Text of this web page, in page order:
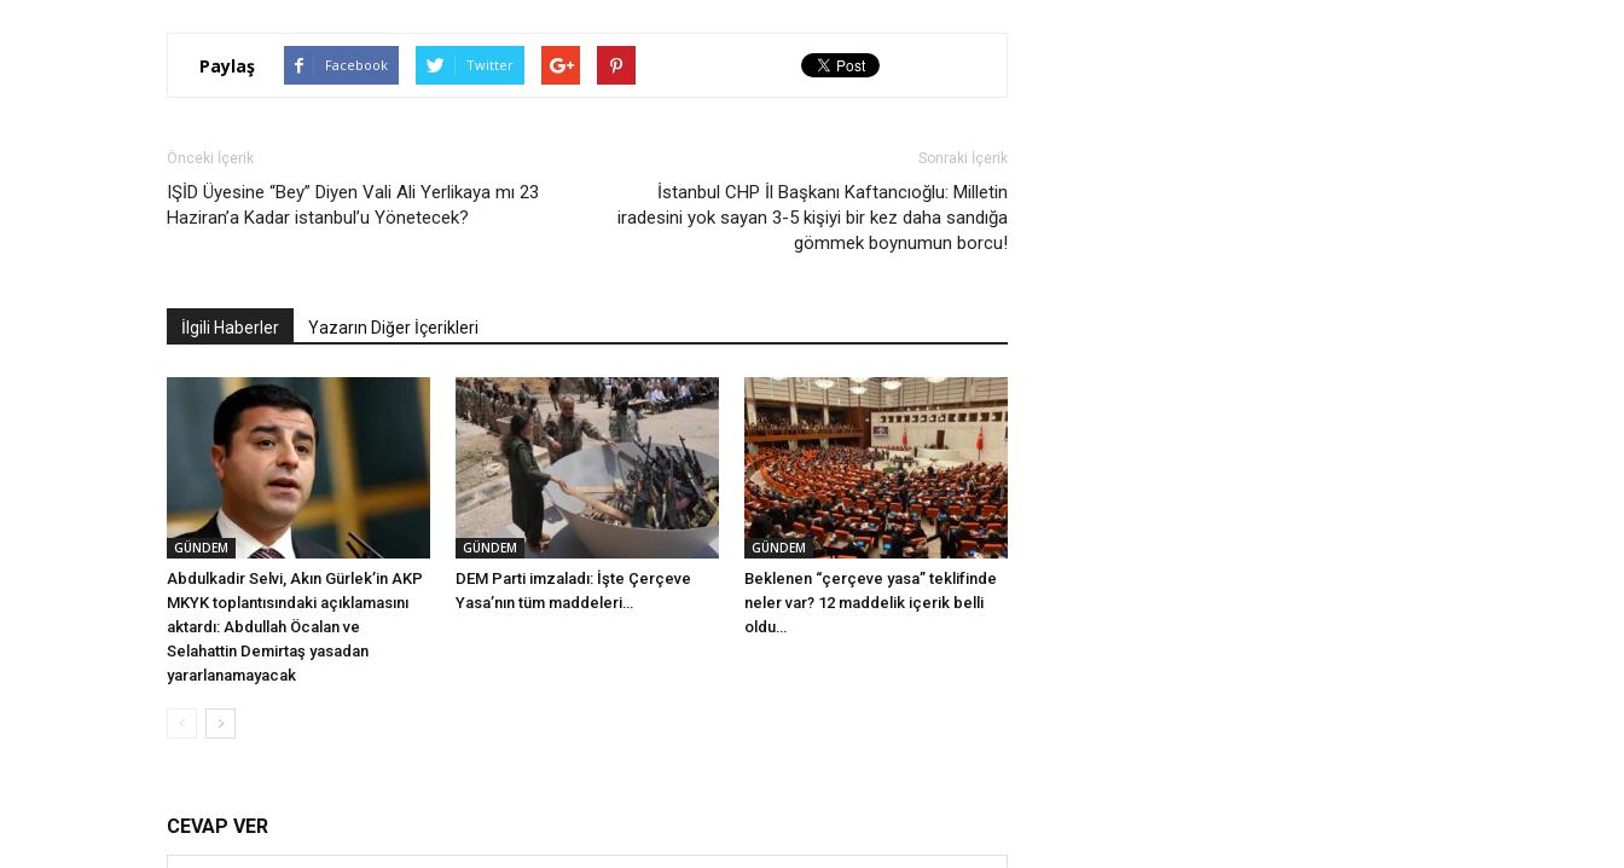
Paylaş Facebook Twitter
Önceki İçerik
IŞİD Üyesine “Bey” Diyen Vali Ali Yerlikaya mı 23
Haziran’a Kadar istanbul’u Yönetecek?
Sonraki İçerik
İstanbul CHP İl Başkanı Kaftancıoğlu: Milletin
iradesini yok sayan 3-5 kişiyi bir kez daha sandığa
gömmek boynumun borcu!
İlgili Haberler Yazarın Diğer İçerikleri
GÜNDEM
Abdulkadir Selvi, Akın Gürlek’in AKP
MKYK toplantısındaki açıklamasını
aktardı: Abdullah Öcalan ve
Selahattin Demirtaş yasadan
yararlanamayacak
GÜNDEM
DEM Parti imzaladı: İşte Çerçeve
Yasa’nın tüm maddeleri…
GÜNDEM
Beklenen “çerçeve yasa” teklifinde
neler var? 12 maddelik içerik belli
oldu…
CEVAP VER